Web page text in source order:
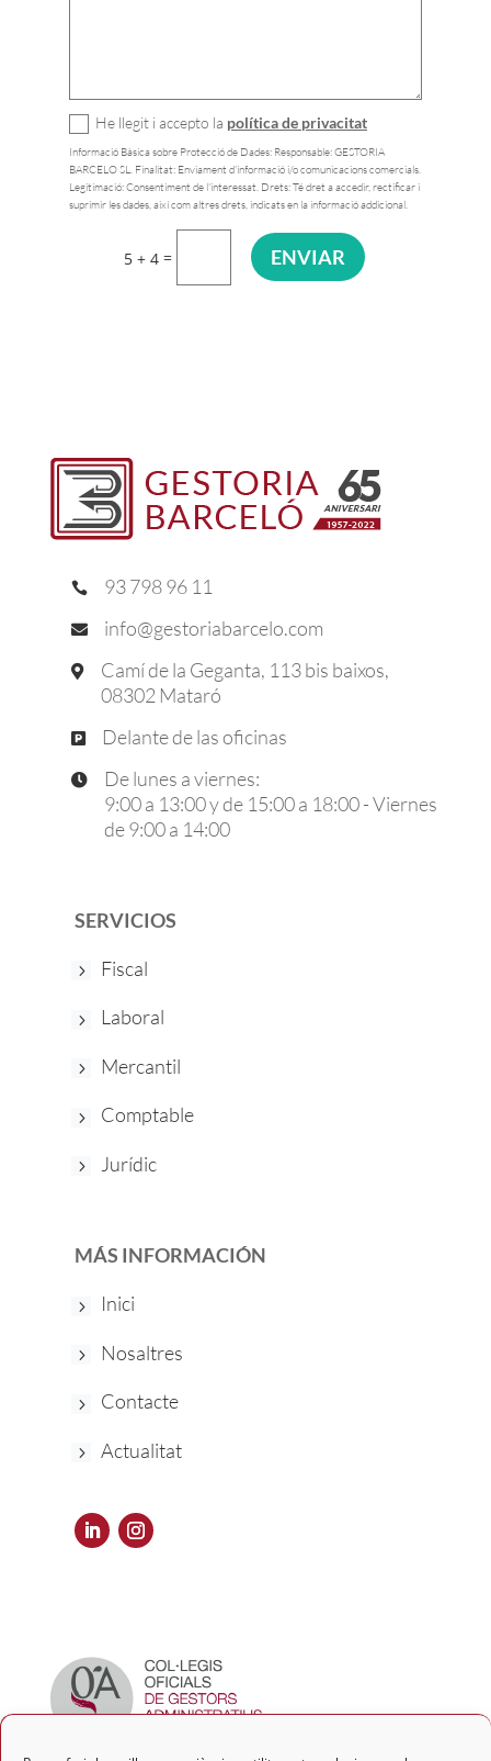
He llegit i accepto la política de privacitat
Informació Bàsica sobre Protecció de Dades: Responsable: GESTORIA
BARCELO SL. Finalitat: Enviament d'informació i/o comunicacions comercials.
Legitimació: Consentiment de l'interessat. Drets: Té dret a accedir, rectificar i
suprimir les dades, així com altres drets, indicats en la informació addicional.
5 + 4= ENVIAR
 93 798 96 11
 info@gestoriabarcelo.com

Camí de la Geganta, 113 bis baixos,
08302 Mataró
 Delante de las oficinas

De lunes a viernes:
9:00 a 13:00 y de 15:00 a 18:00 - Viernes
de 9:00 a 14:00
SERVICIOS
Fiscal
Laboral
Mercantil
Comptable
Jurídic
MÁS INFORMACIÓN
Inici
Nosaltres
Contacte
Actualitat